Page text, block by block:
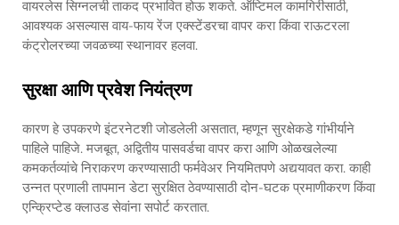
वायरलेस सिग्नलची ताकद प्रभावित होऊ शकते. ऑप्टिमल कामगिरीसाठी,
आवश्यक असल्यास वाय-फाय रेंज एक्स्टेंडरचा वापर करा किंवा राऊटरला
कंट्रोलरच्या जवळच्या स्थानावर हलवा.
सुरक्षा आणि प्रवेश नियंत्रण
कारण हे उपकरणे इंटरनेटशी जोडलेली असतात, म्हणून सुरक्षेकडे गांभीर्याने
पाहिले पाहिजे. मजबूत, अद्वितीय पासवर्डचा वापर करा आणि ओळखलेल्या
कमकर्तव्यांचे निराकरण करण्यासाठी फर्मवेअर नियमितपणे अद्ययावत करा. काही
उन्नत प्रणाली तापमान डेटा सुरक्षित ठेवण्यासाठी दोन-घटक प्रमाणीकरण किंवा
एन्क्रिप्टेड क्लाउड सेवांना सपोर्ट करतात.